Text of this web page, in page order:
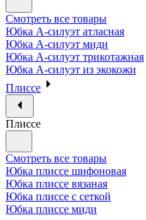
Смотреть все товары
Юбка А-силуэт атласная
Юбка А-силуэт миди
Юбка А-силуэт трикотажная
Юбка А-силуэт из экокожи
Плиссе
Плиссе
Смотреть все товары
Юбка плиссе шифоновая
Юбка плиссе вязаная
Юбка плиссе с сеткой
Юбка плиссе миди